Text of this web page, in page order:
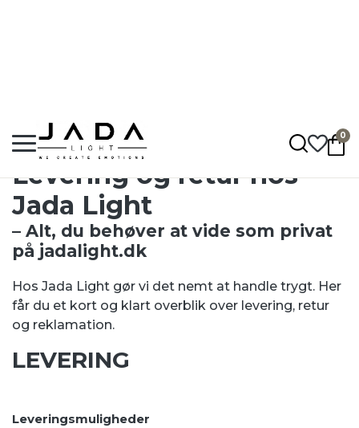
Levering og retur hos
Jada Light
– Alt, du behøver at vide som privat
på jadalight.dk
Hos Jada Light gør vi det nemt at handle trygt. Her
får du et kort og klart overblik over levering, retur
og reklamation.
LEVERING
Leveringsmuligheder